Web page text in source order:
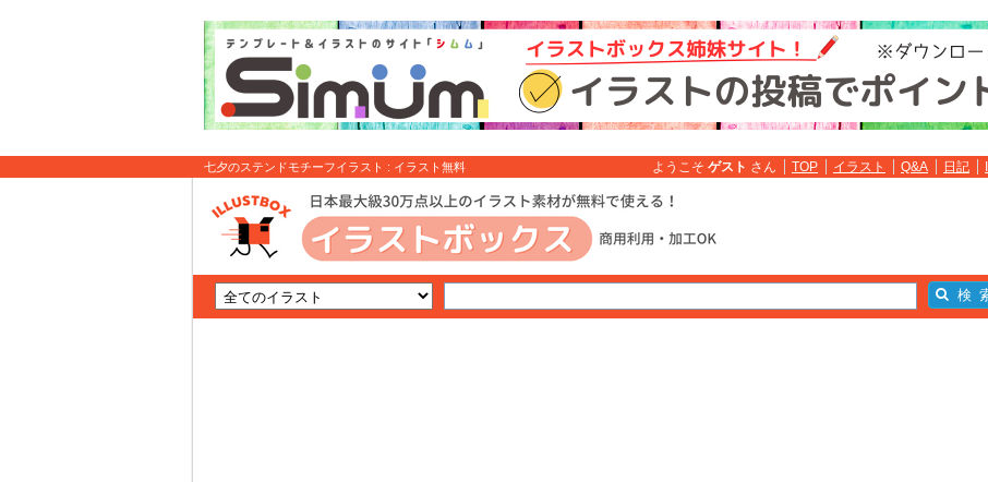
七夕のステンドモチーフイラスト : イラスト無料 ようこそ ゲスト さん TOP イラスト Q&A 日記